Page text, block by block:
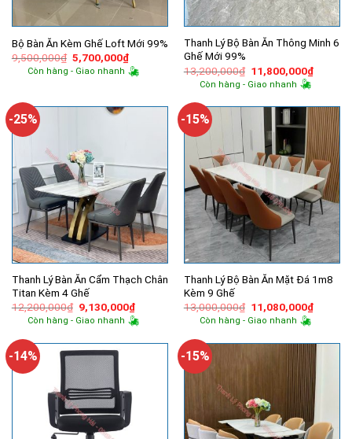
Bộ Bàn Ăn Kèm Ghế Loft Mới 99%
9,500,000₫ Giá
gốc
là:
5,700,000₫Giá
hiện
tại
Còn hàng - Giao nhanh
Thanh Lý Bộ Bàn Ăn Thông Minh 6
Ghế Mới 99%
13,200,000₫ Giá
gốc
là:
11,800,000₫Giá
hiện
Còn hàng - Giao nhanh
-25%
Thanh Lý Bàn Ăn Cẩm Thạch Chân
Titan Kèm 4 Ghế
12,200,000₫ Giá
gốc
là:
9,130,000₫Giá
hiện
tại
9,130,000₫.
Còn hàng - Giao nhanh
-15%
Thanh Lý Bộ Bàn Ăn Mặt Đá 1m8
Kèm 9 Ghế
13,000,000₫ Giá
gốc
là:
11,080,000₫Giá
hiện
Còn hàng - Giao nhanh
-14% -15%